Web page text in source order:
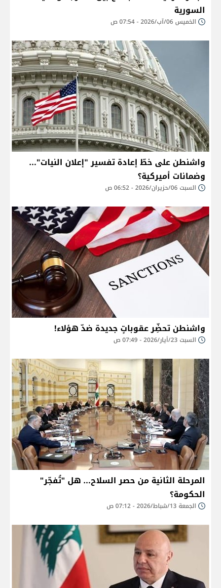
السورية
الخميس 06/آب/2026 - 07:54 ص
واشنطن على خطّ إعادة تفسير "إعلان النيات"...
وضمانات أميركية؟
السبت 06/حزيران/2026 - 06:52 ص
واشنطن تحضِّر عقوباتٍ جديدة ضدّ هؤلاء!
السبت 23/أيار/2026 - 07:49 ص
المرحلة الثانية من حصر السلاح... هل "تُفجّر"
الحكومة؟
الجمعة 13/شباط/2026 - 07:12 ص